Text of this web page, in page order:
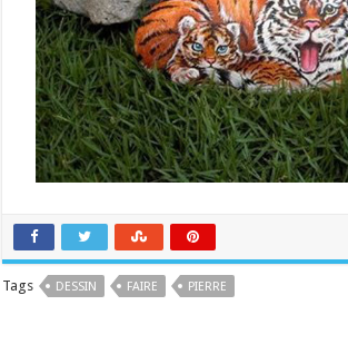
Tags DESSIN FAIRE PIERRE